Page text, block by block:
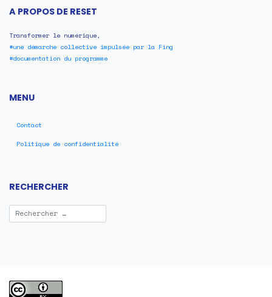
A PROPOS DE RESET
Transformer le numérique,
#une démarche collective impulsée par la Fing
#documentation du programme
MENU
Contact
Politique de confidentialité
RECHERCHER